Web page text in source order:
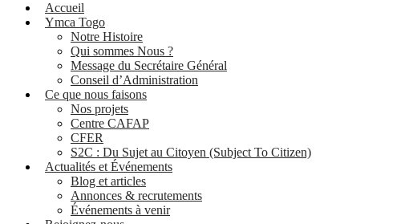
Accueil
Ymca Togo
Notre Histoire
Qui sommes Nous ?
Message du Secrétaire Général
Conseil d’Administration
Ce que nous faisons
Nos projets
Centre CAFAP
CFER
S2C : Du Sujet au Citoyen (Subject To Citizen)
Actualités et Événements
Blog et articles
Annonces & recrutements
Événements à venir